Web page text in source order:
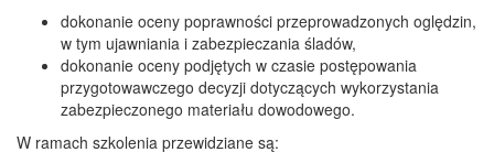
dokonanie oceny poprawności przeprowadzonych oględzin,
w tym ujawniania i zabezpieczania śladów,
dokonanie oceny podjętych w czasie postępowania
przygotowawczego decyzji dotyczących wykorzystania
zabezpieczonego materiału dowodowego.
W ramach szkolenia przewidziane są: